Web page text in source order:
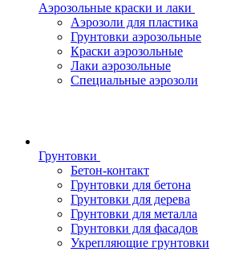
Аэрозольные краски и лаки
Аэрозоли для пластика
Грунтовки аэрозольные
Краски аэрозольные
Лаки аэрозольные
Специальные аэрозоли
Грунтовки
Бетон-контакт
Грунтовки для бетона
Грунтовки для дерева
Грунтовки для металла
Грунтовки для фасадов
Укрепляющие грунтовки